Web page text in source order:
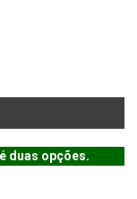
duas opções.